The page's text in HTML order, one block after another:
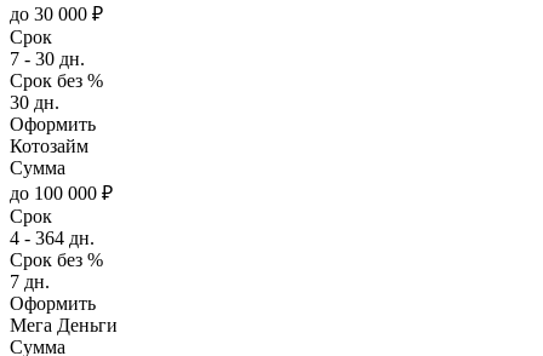
до 30 000 ₽
Срок
7 - 30 дн.
Срок без %
30 дн.
Оформить
Котозайм
Сумма
до 100 000 ₽
Срок
4 - 364 дн.
Срок без %
7 дн.
Оформить
Мега Деньги
Сумма